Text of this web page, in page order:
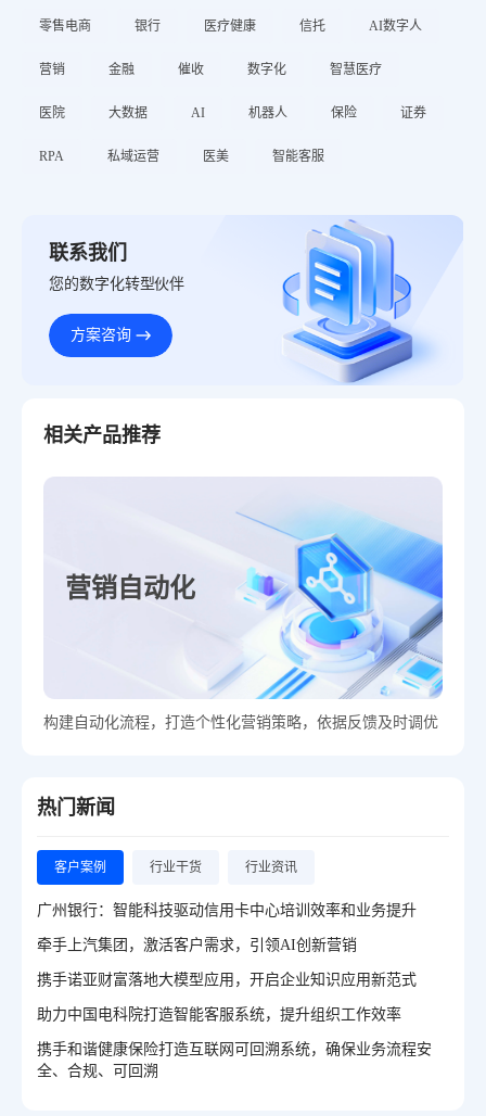
零售电商 银行 医疗健康 信托 AI数字人
营销 金融 催收 数字化 智慧医疗
医院 大数据 AI 机器人 保险 证券
RPA 私域运营 医美 智能客服
联系我们
您的数字化转型伙伴
方案咨询
相关产品推荐
营销自动化
构建自动化流程，打造个性化营销策略，依据反馈及时调优
热门新闻
客户案例 行业干货 行业资讯
广州银行：智能科技驱动信用卡中心培训效率和业务提升
牵手上汽集团，激活客户需求，引领AI创新营销
携手诺亚财富落地大模型应用，开启企业知识应用新范式
助力中国电科院打造智能客服系统，提升组织工作效率
携手和谐健康保险打造互联网可回溯系统，确保业务流程安
全、合规、可回溯